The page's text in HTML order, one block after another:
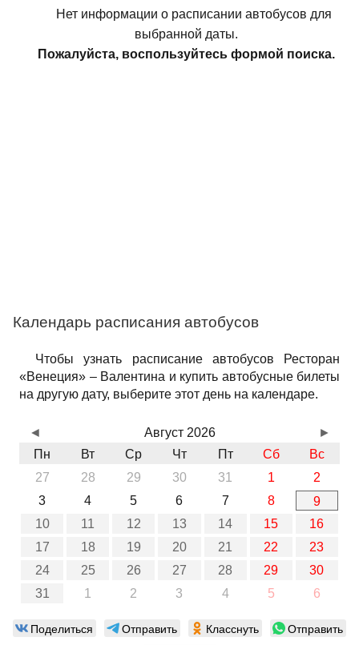
Нет информации о расписании автобусов для
выбранной даты.
Пожалуйста, воспользуйтесь формой поиска.
Календарь расписания автобусов
Чтобы узнать расписание автобусов Ресторан
«Венеция» – Валентина и купить автобусные билеты
на другую дату, выберите этот день на календаре.
Август 2026
Пн
Вт Ср Чт Пт Сб
Вс
27
28 29 30 31 1
2
3
4 5 6 7 8
9
10
11 12 13 14 15
16
17
18 19 20 21 22
23
24
25 26 27 28 29
30
31
1 2 3 4 5 6
◄ ►
Поделиться Отправить Класснуть
Отправить